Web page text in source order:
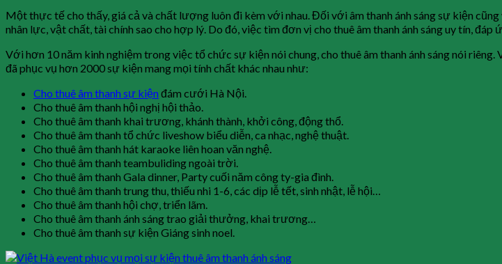
Một thực tế cho thấy, giá cả và chất lượng luôn đi kèm với nhau. Đối với âm thanh ánh sáng sự kiện
nhân lực, vật chất, tài chính sao cho hợp lý. Do đó, việc tìm đơn vị cho thuê âm thanh ánh sáng uy tín,
Với hơn 10 năm kinh nghiệm trong việc tổ chức sự kiện nói chung, cho thuê âm thanh ánh sáng nói
đã phục vụ hơn 2000 sự kiện mang mọi tính chất khác nhau như:
Cho thuê âm thanh sự kiệnđám cưới Hà Nội.
Cho thuê âm thanh hội nghị hội thảo.
Cho thuê âm thanh khai trương, khánh thành, khởi công, động thổ.
Cho thuê âm thanh tổ chức liveshow biểu diễn, ca nhạc, nghệ thuật.
Cho thuê âm thanh hát karaoke liên hoan văn nghệ.
Cho thuê âm thanh teambuliding ngoài trời.
Cho thuê âm thanh Gala dinner, Party cuối năm công ty-gia đình.
Cho thuê âm thanh trung thu, thiếu nhi 1-6, các dịp lễ tết, sinh nhật, lễ hội…
Cho thuê âm thanh hội chợ, triển lãm.
Cho thuê âm thanh ánh sáng trao giải thưởng, khai trương…
Cho thuê âm thanh sự kiện Giáng sinh noel.